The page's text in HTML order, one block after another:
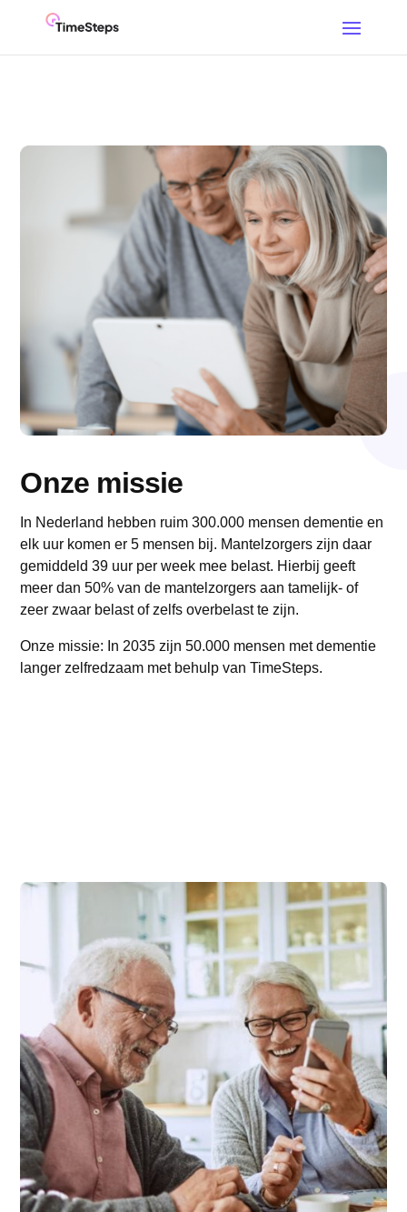
Onze missie
In Nederland hebben ruim 300.000 mensen dementie en
elk uur komen er 5 mensen bij. Mantelzorgers zijn daar
gemiddeld 39 uur per week mee belast. Hierbij geeft
meer dan 50% van de mantelzorgers aan tamelijk- of
zeer zwaar belast of zelfs overbelast te zijn.
Onze missie: In 2035 zijn 50.000 mensen met dementie
langer zelfredzaam met behulp van TimeSteps.